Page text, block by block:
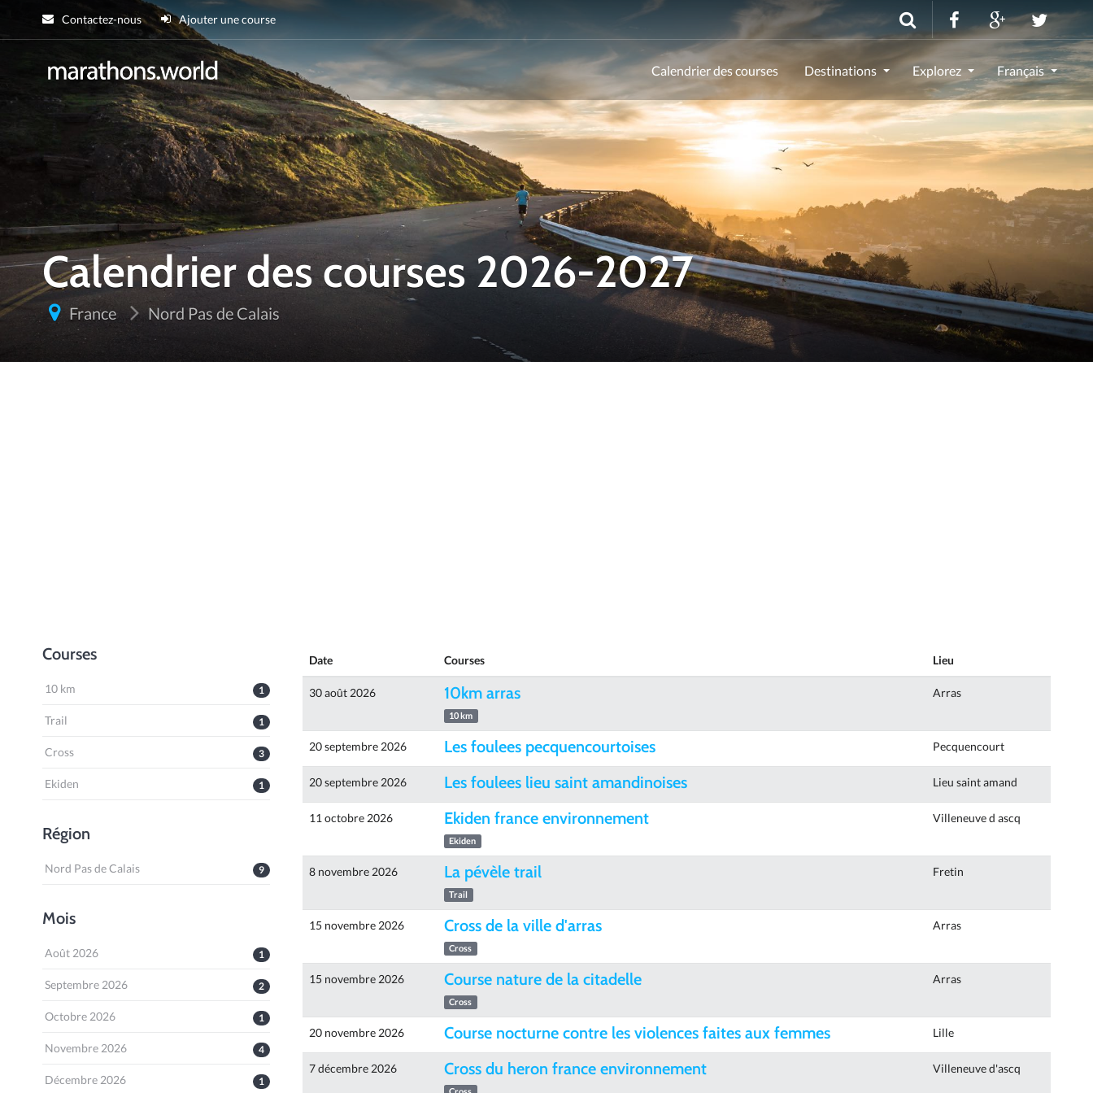
Contactez-nous Ajouter une course
marathons.world
Calendrier des courses Destinations Explorez Français
Calendrier des courses 2026-2027
France Nord Pas de Calais
Courses
1
10 km
1
Trail
3
Cross
1
Ekiden
Région
9
Nord Pas de Calais
Mois
1
Août 2026
2
Septembre 2026
1
Octobre 2026
4
Novembre 2026
1
Décembre 2026
Date Courses Lieu
30 août 2026 10km arras
10 km
Arras
20 septembre 2026 Les foulees pecquencourtoises Pecquencourt
20 septembre 2026 Les foulees lieu saint amandinoises Lieu saint amand
11 octobre 2026 Ekiden france environnement
Ekiden
Villeneuve d ascq
8 novembre 2026 La pévèle trail
Trail
Fretin
15 novembre 2026 Cross de la ville d'arras
Cross
Arras
15 novembre 2026 Course nature de la citadelle
Cross
Arras
20 novembre 2026 Course nocturne contre les violences faites aux femmes Lille
7 décembre 2026 Cross du heron france environnement Villeneuve d'ascq